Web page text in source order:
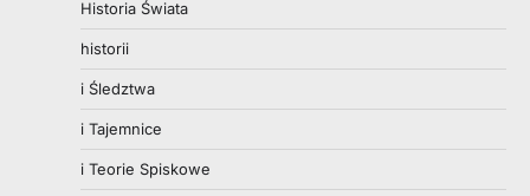
Historia Świata
historii
i Śledztwa
i Tajemnice
i Teorie Spiskowe